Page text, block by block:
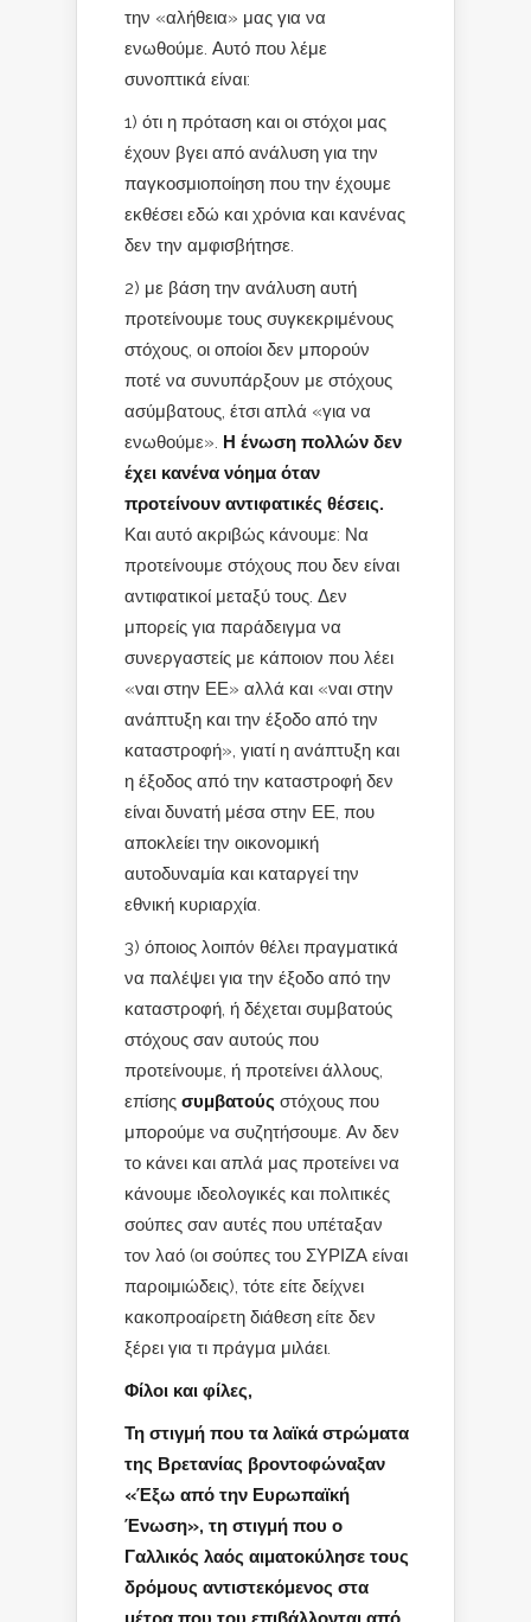
την «αλήθεια» μας για να
ενωθούμε. Αυτό που λέμε
συνοπτικά είναι:
1) ότι η πρόταση και οι στόχοι μας
έχουν βγει από ανάλυση για την
παγκοσμιοποίηση που την έχουμε
εκθέσει εδώ και χρόνια και κανένας
δεν την αμφισβήτησε.
2) με βάση την ανάλυση αυτή
προτείνουμε τους συγκεκριμένους
στόχους, οι οποίοι δεν μπορούν
ποτέ να συνυπάρξουν με στόχους
ασύμβατους, έτσι απλά «για να
ενωθούμε». Η ένωση πολλών δεν
έχει κανένα νόημα όταν
προτείνουν αντιφατικές θέσεις.
Και αυτό ακριβώς κάνουμε: Να
προτείνουμε στόχους που δεν είναι
αντιφατικοί μεταξύ τους. Δεν
μπορείς για παράδειγμα να
συνεργαστείς με κάποιον που λέει
«ναι στην ΕΕ» αλλά και «ναι στην
ανάπτυξη και την έξοδο από την
καταστροφή», γιατί η ανάπτυξη και
η έξοδος από την καταστροφή δεν
είναι δυνατή μέσα στην ΕΕ, που
αποκλείει την οικονομική
αυτοδυναμία και καταργεί την
εθνική κυριαρχία.
3) όποιος λοιπόν θέλει πραγματικά
να παλέψει για την έξοδο από την
καταστροφή, ή δέχεται συμβατούς
στόχους σαν αυτούς που
προτείνουμε, ή προτείνει άλλους,
επίσης συμβατούς στόχους που
μπορούμε να συζητήσουμε. Αν δεν
το κάνει και απλά μας προτείνει να
κάνουμε ιδεολογικές και πολιτικές
σούπες σαν αυτές που υπέταξαν
τον λαό (οι σούπες του ΣΥΡΙΖΑ είναι
παροιμιώδεις), τότε είτε δείχνει
κακοπροαίρετη διάθεση είτε δεν
ξέρει για τι πράγμα μιλάει.
Φίλοι και φίλες,
Τη στιγμή που τα λαϊκά στρώματα
της Βρετανίας βροντοφώναξαν
«Έξω από την Ευρωπαϊκή
Ένωση», τη στιγμή που ο
Γαλλικός λαός αιματοκύλησε τους
δρόμους αντιστεκόμενος στα